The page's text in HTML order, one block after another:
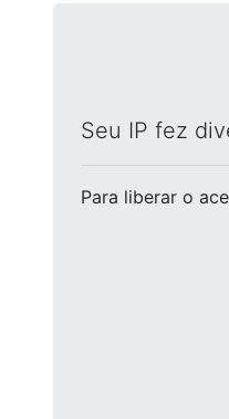
Seu IP fez
Para liberar o